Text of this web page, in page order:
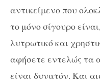
αντικείμενο που
το μόνο σίγουρο
λυτρωτικό και
αφήσετε εντελώς τα
είναι δυνατόν. Και